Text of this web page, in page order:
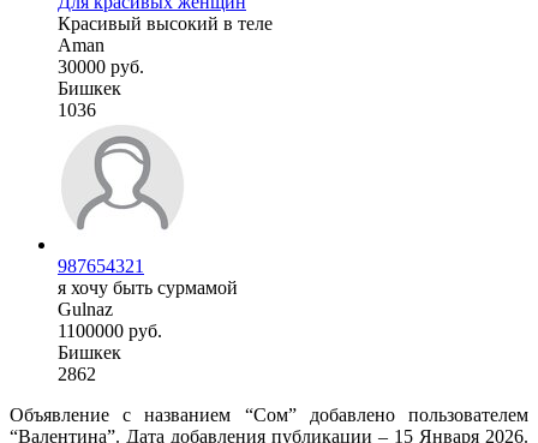
Красивый высокий в теле
Aman
30000 руб.
Бишкек
1036
987654321
я хочу быть сурмамой
Gulnaz
1100000 руб.
Бишкек
2862
Объявление с названием “Сом” добавлено пользователем
“Валентина”. Дата добавления публикации – 15 Января 2026.